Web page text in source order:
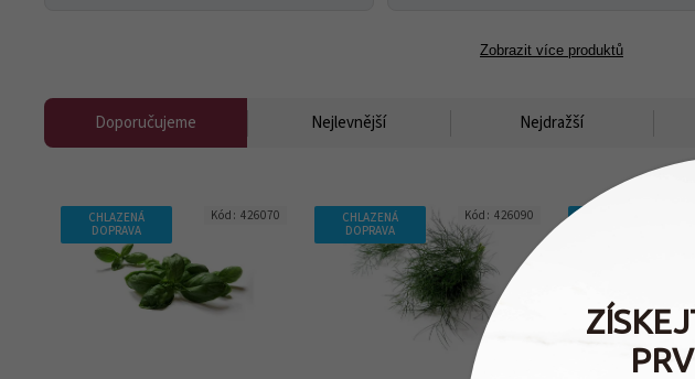
Zobrazit více produktů
Doporučujeme Nejlevnější Nejdražší
CHLAZENÁ
DOPRAVA
Kód: 426070
CHLAZENÁ
DOPRAVA
Kód: 426090